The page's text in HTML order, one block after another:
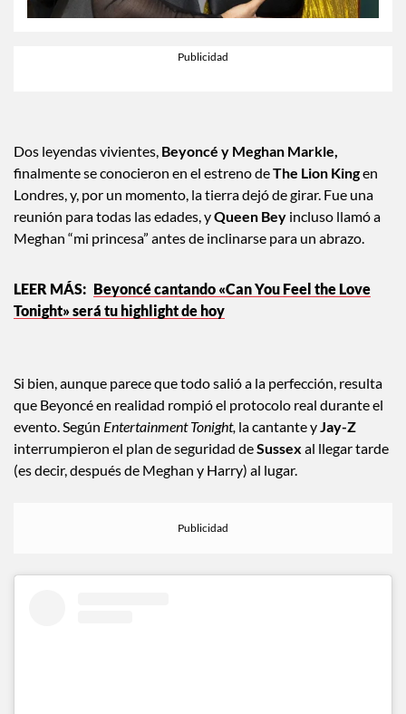
Dos leyendas vivientes, Beyoncé y Meghan Markle,
finalmente se conocieron en el estreno deThe Lion Kingen
Londres, y, por un momento, la tierra dejó de girar. Fue una
reunión para todas las edades, yQueen Bey incluso llamó a
Meghan “mi princesa” antes de inclinarse para un abrazo.
Beyoncé cantando «Can You Feel the Love
Tonight» será tu highlight de hoy
Si bien, aunque parece que todo salió a la perfección, resulta
que Beyoncé en realidad rompió el protocolo real durante el
evento. Según Entertainment Tonight, la cantante yJay-Z
interrumpieron el plan de seguridad deSussex al llegar tarde
(es decir, después de Meghan y Harry) al lugar.